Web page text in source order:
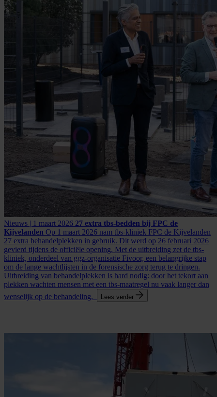
Nieuws | 1 maart 2026 27 extra tbs-bedden bij FPC de
Kijvelanden Op 1 maart 2026 nam tbs-kliniek FPC de Kijvelanden
27 extra behandelplekken in gebruik. Dit werd op 26 februari 2026
gevierd tijdens de officiële opening. Met de uitbreiding zet de tbs-
kliniek, onderdeel van ggz-organisatie Fivoor, een belangrijke stap
om de lange wachtlijsten in de forensische zorg terug te dringen.
Uitbreiding van behandelplekken is hard nodig: door het tekort aan
plekken wachten mensen met een tbs-maatregel nu vaak langer dan
wenselijk op de behandeling.
Lees verder